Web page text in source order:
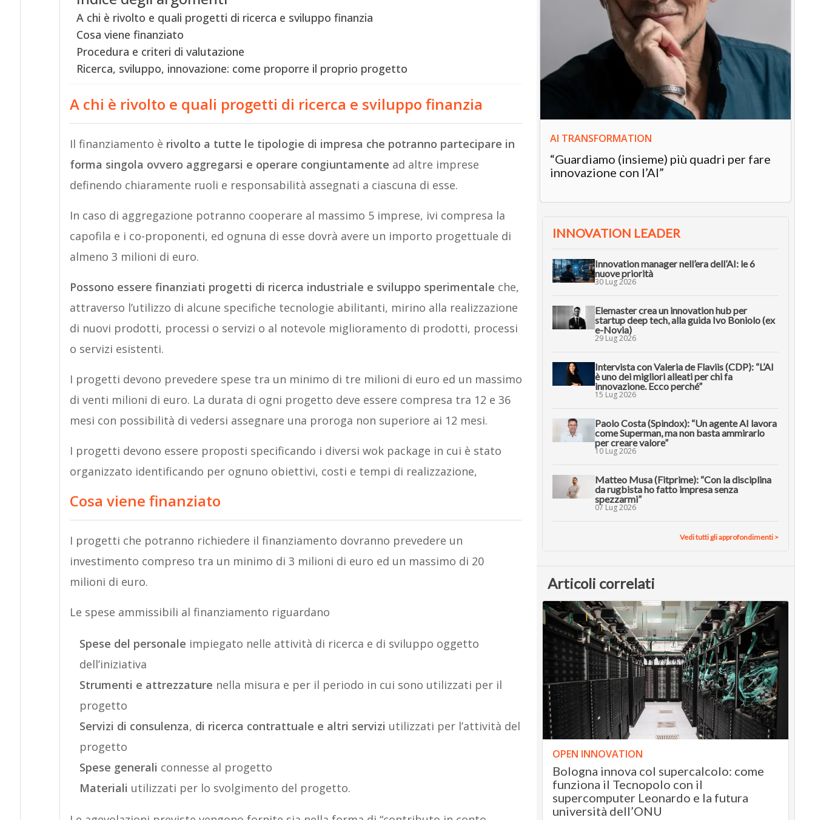
A chi è rivolto e quali progetti di ricerca e sviluppo finanzia
Cosa viene finanziato
Procedura e criteri di valutazione
Ricerca, sviluppo, innovazione: come proporre il proprio progetto
A chi è rivolto e quali progetti di ricerca e sviluppo finanzia
Il finanziamento è rivolto a tutte le tipologie di impresa che potranno partecipare in
forma singola ovvero aggregarsi e operare congiuntamente ad altre imprese
definendo chiaramente ruoli e responsabilità assegnati a ciascuna di esse.
In caso di aggregazione potranno cooperare al massimo 5 imprese, ivi compresa la
capofila e i co-proponenti, ed ognuna di esse dovrà avere un importo progettuale di
almeno 3 milioni di euro.
Possono essere finanziati progetti di ricerca industriale e sviluppo sperimentale che,
attraverso l’utilizzo di alcune specifiche tecnologie abilitanti, mirino alla realizzazione
di nuovi prodotti, processi o servizi o al notevole miglioramento di prodotti, processi
o servizi esistenti.
I progetti devono prevedere spese tra un minimo di tre milioni di euro ed un massimo
di venti milioni di euro. La durata di ogni progetto deve essere compresa tra 12 e 36
mesi con possibilità di vedersi assegnare una proroga non superiore ai 12 mesi.
I progetti devono essere proposti specificando i diversi wok package in cui è stato
organizzato identificando per ognuno obiettivi, costi e tempi di realizzazione,
Cosa viene finanziato
I progetti che potranno richiedere il finanziamento dovranno prevedere un
investimento compreso tra un minimo di 3 milioni di euro ed un massimo di 20
milioni di euro.
Le spese ammissibili al finanziamento riguardano
Spese del personale impiegato nelle attività di ricerca e di sviluppo oggetto
dell’iniziativa
Strumenti e attrezzature nella misura e per il periodo in cui sono utilizzati per il
progetto
Servizi di consulenza, di ricerca contrattuale e altri servizi utilizzati per l’attività del
progetto
Spese generali connesse al progetto
Materiali utilizzati per lo svolgimento del progetto.
AI TRANSFORMATION
“Guardiamo (insieme) più quadri per fare
innovazione con l’AI”
INNOVATION LEADER
Innovation manager nell’era dell’AI: le 6
nuove priorità
30 Lug 2026
Elemaster crea un innovation hub per
startup deep tech, alla guida Ivo Boniolo (ex
e-Novia)
29 Lug 2026
Intervista con Valeria de Flaviis (CDP): “L’AI
è uno dei migliori alleati per chi fa
innovazione. Ecco perché”
15 Lug 2026
Paolo Costa (Spindox): “Un agente AI lavora
come Superman, ma non basta ammirarlo
per creare valore”
10 Lug 2026
Matteo Musa (Fitprime): “Con la disciplina
da rugbista ho fatto impresa senza
spezzarmi”
07 Lug 2026
Vedi tutti gli approfondimenti >
Articoli correlati
OPEN INNOVATION
Bologna innova col supercalcolo: come
funziona il Tecnopolo con il
supercomputer Leonardo e la futura
università dell’ONU